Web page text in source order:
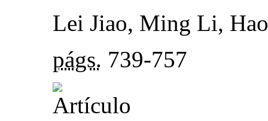
Lei Jiao, Ming Li,
págs. 739-757